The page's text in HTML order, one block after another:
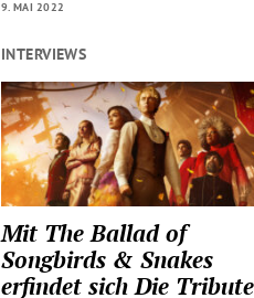
9. MAI 2022
INTERVIEWS
Mit The Ballad of
Songbirds & Snakes
erfindet sich Die Tribute